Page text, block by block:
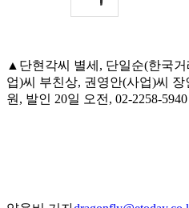
▲단현각씨 별세, 단일순(한국
업)씨 부친상, 권영안(사업)씨
원, 발인 20일 오전, 02-2258-5940